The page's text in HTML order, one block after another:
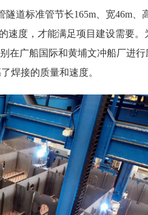
道标准管节长165m、宽46m、
速度，才能满足项目建设需要
在广船国际和黄埔文冲船厂进
焊接的质量和速度。